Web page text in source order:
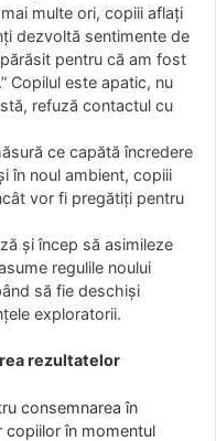
multe ori, copiii aflați
dezvoltă sentimente de
pentru că am fost
Copilul este apatic, nu
refuză contactul cu
ce capătă încredere
în noul ambient, copiii
vor fi pregătiți pentru
și încep să asimileze
regulile noului
să fie deschiși
exploratorii.
rezultatelor
consemnarea în
copiilor în momentul